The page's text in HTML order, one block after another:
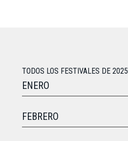
TODOS LOS FESTIVALES DE 2025
ENERO
FEBRERO